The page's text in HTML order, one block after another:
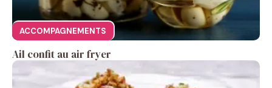
ACCOMPAGNEMENTS
Ail confit au air fryer